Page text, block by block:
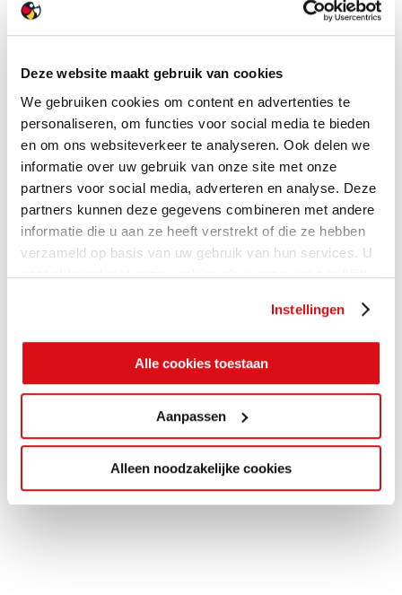
Deze website maakt gebruik van cookies
We gebruiken cookies om content en advertenties te
personaliseren, om functies voor social media te bieden
en om ons websiteverkeer te analyseren. Ook delen we
informatie over uw gebruik van onze site met onze
partners voor social media, adverteren en analyse. Deze
partners kunnen deze gegevens combineren met andere
informatie die u aan ze heeft verstrekt of die ze hebben
verzameld op basis van uw gebruik van hun services. U
gaat akkoord met onze cookies als u onze website blijft
Instellingen
Alle cookies toestaan
Aanpassen
Alleen noodzakelijke cookies